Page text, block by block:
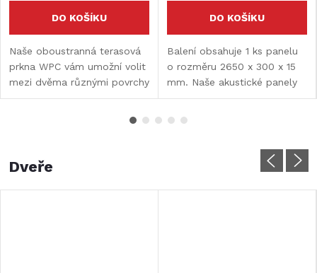
DO KOŠÍKU
Naše oboustranná terasová
prkna WPC vám umožní volit
mezi dvěma různými povrchy
– elegantní drážkovaný
DO KOŠÍKU
Balení obsahuje 1 ks panelu
o rozměru 2650 x 300 x 15
mm. Naše akustické panely
představují skvělé řešení pro
Dveře